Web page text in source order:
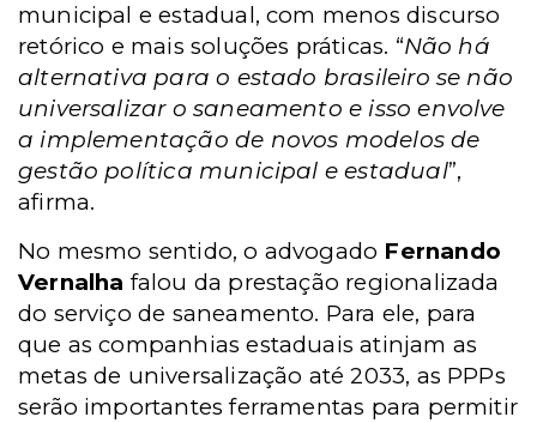
municipal e estadual, com menos discurso
retórico e mais soluções práticas. “Não há
alternativa para o estado brasileiro se não
universalizar o saneamento e isso envolve
a implementação de novos modelos de
gestão política municipal e estadual”,
afirma.
No mesmo sentido, o advogado Fernando
Vernalha falou da prestação regionalizada
do serviço de saneamento. Para ele, para
que as companhias estaduais atinjam as
metas de universalização até 2033, as PPPs
serão importantes ferramentas para permitir